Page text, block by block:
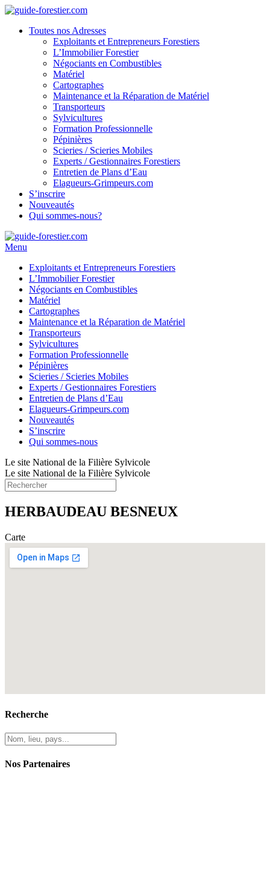
Toutes nos Adresses
Exploitants et Entrepreneurs Forestiers
L’Immobilier Forestier
Négociants en Combustibles
Matériel
Cartographes
Maintenance et la Réparation de Matériel
Transporteurs
Sylvicultures
Formation Professionnelle
Pépinières
Scieries / Scieries Mobiles
Experts / Gestionnaires Forestiers
Entretien de Plans d’Eau
Elagueurs-Grimpeurs.com
S’inscrire
Nouveautés
Qui sommes-nous?
Menu
Exploitants et Entrepreneurs Forestiers
L’Immobilier Forestier
Négociants en Combustibles
Matériel
Cartographes
Maintenance et la Réparation de Matériel
Transporteurs
Sylvicultures
Formation Professionnelle
Pépinières
Scieries / Scieries Mobiles
Experts / Gestionnaires Forestiers
Entretien de Plans d’Eau
Elagueurs-Grimpeurs.com
Nouveautés
S’inscrire
Qui sommes-nous
Le site National de la Filière Sylvicole
Le site National de la Filière Sylvicole
HERBAUDEAU BESNEUX
Carte
Recherche
Nos Partenaires